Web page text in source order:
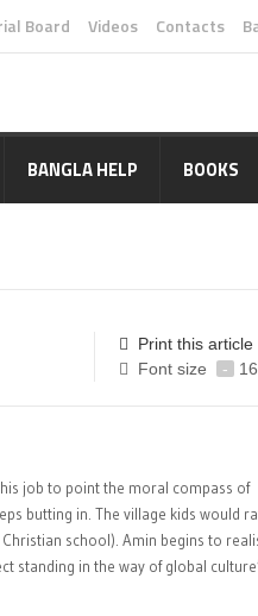
Board Videos Contacts
BANGLA HELP BOOKS
Print this article
Font size
- 16
job to point the moral compass of
butting in. The village kids would
school). Amin begins to
standing in the way of global